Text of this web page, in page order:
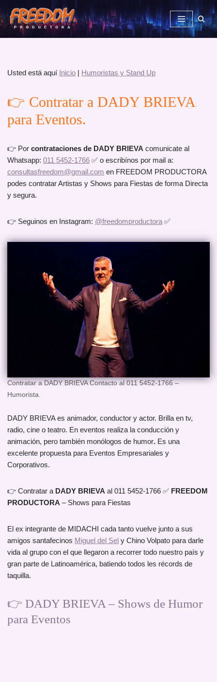
Saltar
al
Usted está aquí Inicio | Humoristas y Stand Up
👉 Contratar a DADY BRIEVA
para Eventos.
👉 Por contrataciones de DADY BRIEVA comunicate al
Whatsapp: 011 5452-1766 ✅ o escribínos por mail a:
consultasfreedom@gmail.com en FREEDOM PRODUCTORA
podes contratar Artistas y Shows para Fiestas de forma Directa
y segura.
👉 Seguinos en Instagram: @freedomproductora ✅
Contratar a DADY BRIEVA Contacto al 011 5452-1766 –
Humorista.
DADY BRIEVA es animador, conductor y actor. Brilla en tv,
radio, cine o teatro. En eventos realiza la conducción y
animación, pero también monólogos de humor. Es una
excelente propuesta para Eventos Empresariales y
Corporativos.
👉 Contratar a DADY BRIEVA al 011 5452-1766 ✅ FREEDOM
PRODUCTORA – Shows para Fiestas
El ex integrante de MIDACHI cada tanto vuelve junto a sus
amigos santafecinos Miguel del Sel y Chino Volpato para darle
vida al grupo con el que llegaron a recorrer todo nuestro país y
gran parte de Latinoamérica, batiendo todos les récords de
taquilla.
👉 DADY BRIEVA – Shows de Humor
para Eventos